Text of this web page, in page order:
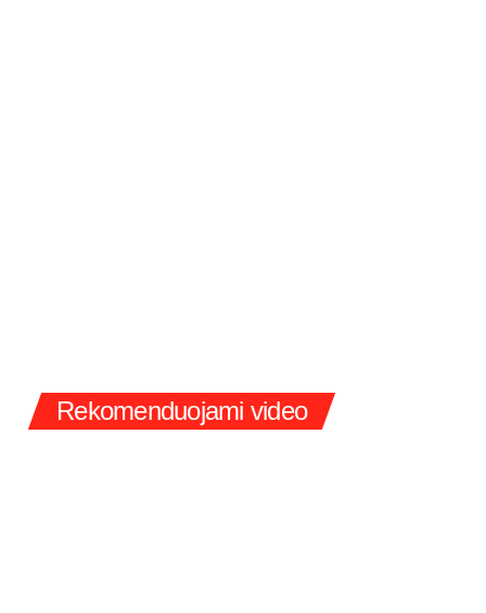
Rekomenduojami video